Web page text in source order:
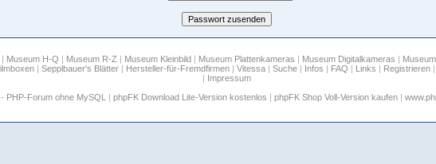
Museum H-Q Museum R-Z Museum Kleinbild Museum Plattenkameras Museum Digitalkameras
| Sepplbauer's Blätter| Hersteller-für-Fremdfirmen| Vitessa| Suche| Infos FAQ Links Registrieren|
Impressum
PHP-Forum ohne MySQL phpFK Download Lite-Version kostenlos phpFK Shop Voll-Version kaufen